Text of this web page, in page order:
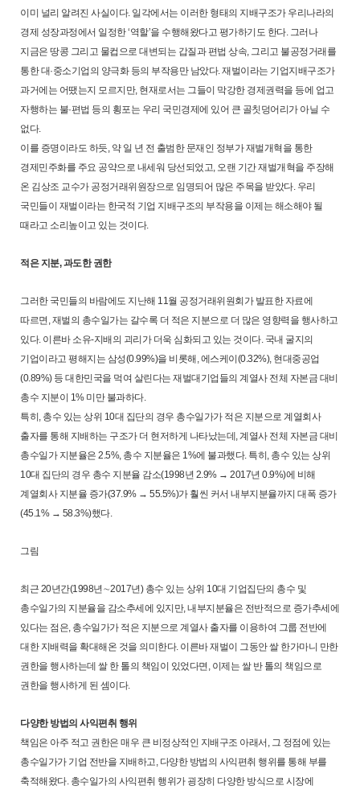
이미 널리 알려진 사실이다. 일각에서는 이러한 형태의 지배구조가 우리나라의
경제 성장과정에서 일정한 ‘역할’을 수행해왔다고 평가하기도 한다. 그러나
지금은 땅콩 그리고 물컵으로 대변되는 갑질과 편법 상속, 그리고 불공정거래를
통한 대·중소기업의 양극화 등의 부작용만 남았다. 재벌이라는 기업지배구조가
과거에는 어땠는지 모르지만, 현재로서는 그들이 막강한 경제권력을 등에 업고
자행하는 불·편법 등의 횡포는 우리 국민경제에 있어 큰 골칫덩어리가 아닐 수
없다.
이를 증명이라도 하듯, 약 일 년 전 출범한 문재인 정부가 재벌개혁을 통한
경제민주화를 주요 공약으로 내세워 당선되었고, 오랜 기간 재벌개혁을 주장해
온 김상조 교수가 공정거래위원장으로 임명되어 많은 주목을 받았다. 우리
국민들이 재벌이라는 한국적 기업 지배구조의 부작용을 이제는 해소해야 될
때라고 소리높이고 있는 것이다.
적은 지분, 과도한 권한
그러한 국민들의 바람에도 지난해 11월 공정거래위원회가 발표한 자료에
따르면, 재벌의 총수일가는 갈수록 더 적은 지분으로 더 많은 영향력을 행사하고
있다. 이른바 소유-지배의 괴리가 더욱 심화되고 있는 것이다. 국내 굴지의
기업이라고 평해지는 삼성(0.99%)을 비롯해, 에스케이(0.32%), 현대중공업
(0.89%) 등 대한민국을 먹여 살린다는 재벌대기업들의 계열사 전체 자본금 대비
총수 지분이 1% 미만 불과하다.
특히, 총수 있는 상위 10대 집단의 경우 총수일가가 적은 지분으로 계열회사
출자를 통해 지배하는 구조가 더 현저하게 나타났는데, 계열사 전체 자본금 대비
총수일가 지분율은 2.5%, 총수 지분율은 1%에 불과했다. 특히, 총수 있는 상위
10대 집단의 경우 총수 지분율 감소(1998년 2.9% → 2017년 0.9%)에 비해
계열회사 지분율 증가(37.9% → 55.5%)가 훨씬 커서 내부지분율까지 대폭 증가
(45.1% → 58.3%)했다.
그림
최근 20년간(1998년∼2017년) 총수 있는 상위 10대 기업집단의 총수 및
총수일가의 지분율을 감소추세에 있지만, 내부지분율은 전반적으로 증가추세에
있다는 점은, 총수일가가 적은 지분으로 계열사 출자를 이용하여 그룹 전반에
대한 지배력을 확대해온 것을 의미한다. 이른바 재벌이 그동안 쌀 한가마니 만한
권한을 행사하는데 쌀 한 톨의 책임이 있었다면, 이제는 쌀 반 톨의 책임으로
권한을 행사하게 된 셈이다.
다양한 방법의 사익편취 행위
책임은 아주 적고 권한은 매우 큰 비정상적인 지배구조 아래서, 그 정점에 있는
총수일가가 기업 전반을 지배하고, 다양한 방법의 사익편취 행위를 통해 부를
축적해왔다. 총수일가의 사익편취 행위가 굉장히 다양한 방식으로 시장에